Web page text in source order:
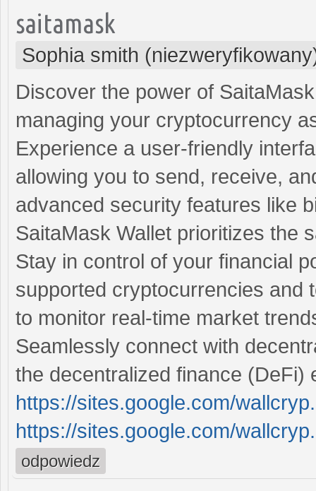
saitamask
Sophia smith
Discover the power of
managing your cryptocurrency
Experience a user-friendly
allowing you to send, receive,
advanced security features like
SaitaMask Wallet prioritizes the
Stay in control of your financial
supported cryptocurrencies and
to monitor real-time market
Seamlessly connect with
the decentralized finance
https://sites.google.com/
https://sites.google.com/
odpowiedz